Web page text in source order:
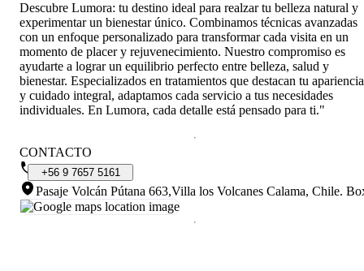
Descubre Lumora: tu destino ideal para realzar tu belleza natural y
experimentar un bienestar único. Combinamos técnicas avanzadas
con un enfoque personalizado para transformar cada visita en un
momento de placer y rejuvenecimiento. Nuestro compromiso es
ayudarte a lograr un equilibrio perfecto entre belleza, salud y
bienestar. Especializados en tratamientos que destacan tu apariencia
y cuidado integral, adaptamos cada servicio a tus necesidades
individuales. En Lumora, cada detalle está pensado para ti."
CONTACTO
+56 9 7657 5161
Pasaje Volcán Pútana 663,Villa los Volcanes Calama, Chile.